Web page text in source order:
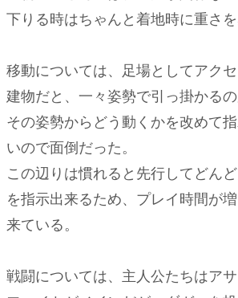
下りる時はちゃんと着地時に重さを
移動については、足場としてアク
建物だと、一々姿勢で引っ掛かるの
その姿勢からどう動くかを改めて
いので面倒だった。
この辺りは慣れると先行してどん
を指示出来るため、プレイ時間が
来ている。
戦闘については、主人公たちはア